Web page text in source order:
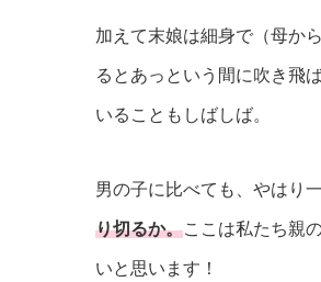
加えて末娘は細身で（母か
るとあっという間に吹き飛
いることもしばしば。
男の子に比べても、やはり
り切るか。ここは私たち親
いと思います！